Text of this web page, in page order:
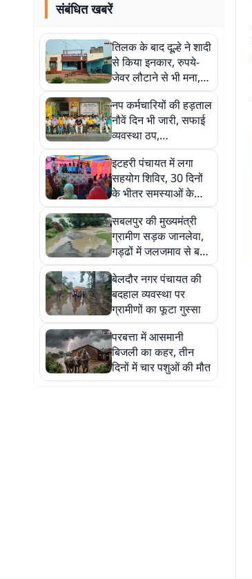
संबंधित खबरें
तिलक के बाद दूल्हे ने शादी
से किया इनकार, रुपये-
जेवर लौटाने से भी मना,
लड़की पक्ष ने दर्ज कराया
केस
नप कर्मचारियों की हड़ताल
नौवें दिन भी जारी, सफाई
व्यवस्था ठप,
नियमितीकरण समेत तीन
सूत्री मांगों पर अड़े कर्मी
इटहरी पंचायत में लगा
सहयोग शिविर, 30 दिनों
के भीतर समस्याओं के
समाधान का प्रशासन ने
दिया भरोसा
सबलपुर की मुख्यमंत्री
ग्रामीण सड़क जानलेवा,
गड्ढों में जलजमाव से बढ़ी
परेशानी
बेलदौर नगर पंचायत की
बदहाल व्यवस्था पर
ग्रामीणों का फूटा गुस्सा
परबत्ता में आसमानी
बिजली का कहर, तीन
दिनों में चार पशुओं की मौत